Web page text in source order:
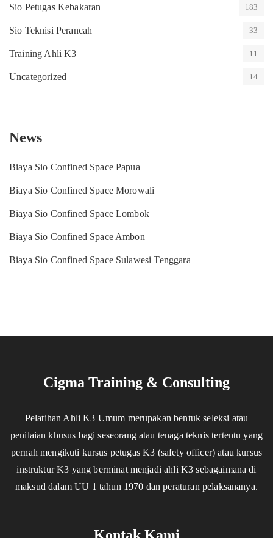
Sio Petugas Kebakaran 183
Sio Teknisi Perancah 33
Training Ahli K3 11
Uncategorized 14
News
Biaya Sio Confined Space Papua
Biaya Sio Confined Space Morowali
Biaya Sio Confined Space Lombok
Biaya Sio Confined Space Ambon
Biaya Sio Confined Space Sulawesi Tenggara
Cigma Training & Consulting
Pelatihan Ahli K3 Umum merupakan bentuk seleksi atau
penilaian khusus bagi seseorang atau tenaga teknis tertentu yang
pernah mengikuti kursus petugas K3 (safety officer) atau kursus
instruktur K3 yang berminat menjadi ahli K3 sebagaimana di
maksud dalam UU 1 tahun 1970 dan peraturan pelaksananya.